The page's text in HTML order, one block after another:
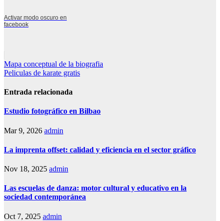
Activar modo oscuro en
facebook
Navegación
de
entradas
Mapa conceptual de la biografia
Peliculas de karate gratis
Entrada relacionada
Estudio fotográfico en Bilbao
Mar 9, 2026 admin
La imprenta offset: calidad y eficiencia en el sector gráfico
Nov 18, 2025 admin
Las escuelas de danza: motor cultural y educativo en la
sociedad contemporánea
Oct 7, 2025 admin